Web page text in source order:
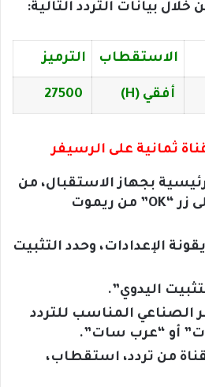
الاستقطاب الترميز
أفقي (H)
ثمانية على الرسيفر
بجهاز الاستقبال، من
خلال الضغط على زر “OK” من ريموت
الإعدادات، وحدد التثبيت
اليدوي”.
الصناعي المناسب للتردد
أو “عرب سات”.
من تردد، استقطاب،